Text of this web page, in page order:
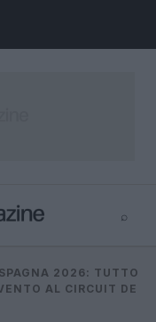
⌕
⌕ ×
2026: TUTTO
AL CIRCUIT DE